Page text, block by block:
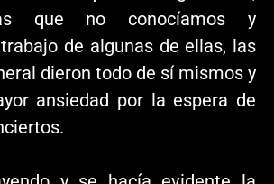
que no conocíamos y
de algunas de ellas, las
dieron todo de sí mismos y
ansiedad por la espera de